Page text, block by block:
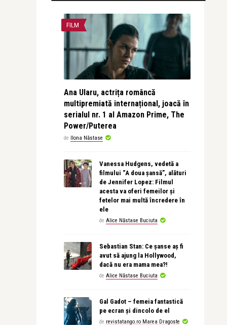
FILM
Ana Ularu, actrița româncă
multipremiată internațional, joacă în
serialul nr. 1 al Amazon Prime, The
Power/Puterea
de Ilona Năstase
Vanessa Hudgens, vedetă a
filmului “A doua șansă”, alături
de Jennifer Lopez: Filmul
acesta va oferi femeilor și
fetelor mai multă încredere în
ele
de Alice Năstase Buciuta
Sebastian Stan: Ce șanse aș fi
avut să ajung la Hollywood,
dacă nu era mama mea?!
de Alice Năstase Buciuta
Gal Gadot – femeia fantastică
pe ecran și dincolo de el
de revistatango.ro Marea Dragoste